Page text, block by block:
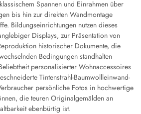
Spannen und Einrahmen über
bis hin zur direkten Wandmontage
Bildungseinrichtungen nutzen dieses
Displays, zur Präsentation von
historischer Dokumente, die
Bedingungen standhalten
personalisierter Wohnaccessoires
Tintenstrahl-Baumwollleinwand-
persönliche Fotos in hochwertige
die teuren Originalgemälden an
ebenbürtig ist.